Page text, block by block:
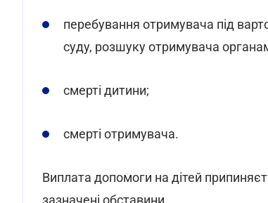
перебування отримувача під
суду, розшуку отримувача
смерті дитини;
смерті отримувача.
Виплата допомоги на дітей
зазначені обставини.